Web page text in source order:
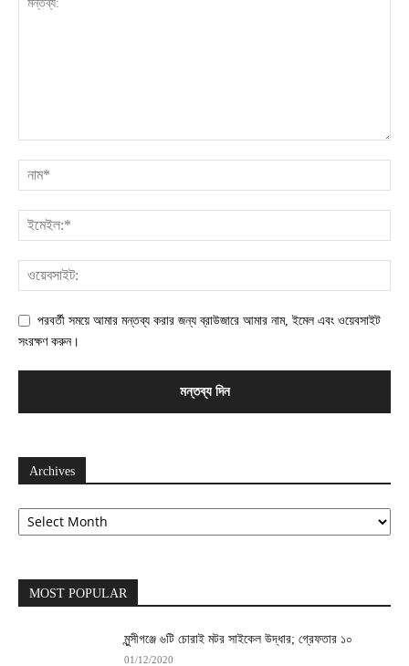
পরবর্তী সময়ে আমার মন্তব্য করার জন্য ব্রাউজারে আমার নাম, ইমেল এবং ওয়েবসাইট
সংরক্ষণ করুন।
Archives
Archives
MOST POPULAR
মুন্সীগঞ্জে ৬টি চোরাই মটর সাইকেল উদ্ধার; গ্রেফতার ১০
01/12/2020